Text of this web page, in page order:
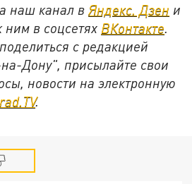
наш канал в Яндекс. Дзен и
ним в соцсетях ВКонтакте
с редакцией
Дону", присылайте свои
новости на электронную
.